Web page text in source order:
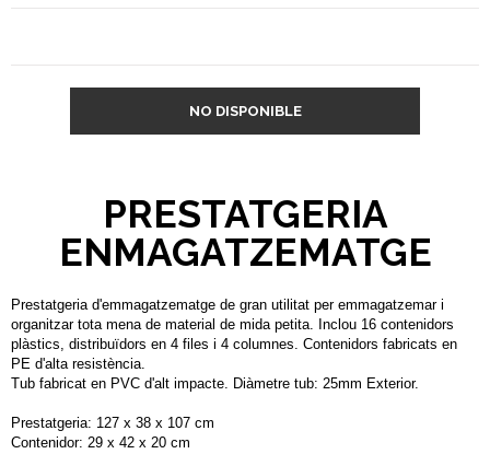
NO DISPONIBLE
PRESTATGERIA
ENMAGATZEMATGE
Prestatgeria d'emmagatzematge de gran utilitat per emmagatzemar i
organitzar tota mena de material de mida petita. Inclou 16 contenidors
plàstics, distribuïdors en 4 files i 4 columnes. Contenidors fabricats en
PE d'alta resistència.
Tub fabricat en PVC d'alt impacte. Diàmetre tub: 25mm Exterior.
Prestatgeria: 127 x 38 x 107 cm
Contenidor: 29 x 42 x 20 cm